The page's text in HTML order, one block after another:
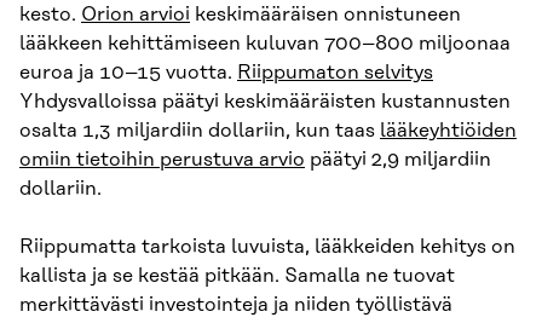
kesto. Orion arvioi keskimääräisen onnistuneen
lääkkeen kehittämiseen kuluvan 700–800 miljoonaa
euroa ja 10–15 vuotta. Riippumaton selvitys
Yhdysvalloissa päätyi keskimääräisten kustannusten
osalta 1,3 miljardiin dollariin, kun taas lääkeyhtiöiden
omiin tietoihin perustuva arvio päätyi 2,9 miljardiin
dollariin.
Riippumatta tarkoista luvuista, lääkkeiden kehitys on
kallista ja se kestää pitkään. Samalla ne tuovat
merkittävästi investointeja ja niiden työllistävä